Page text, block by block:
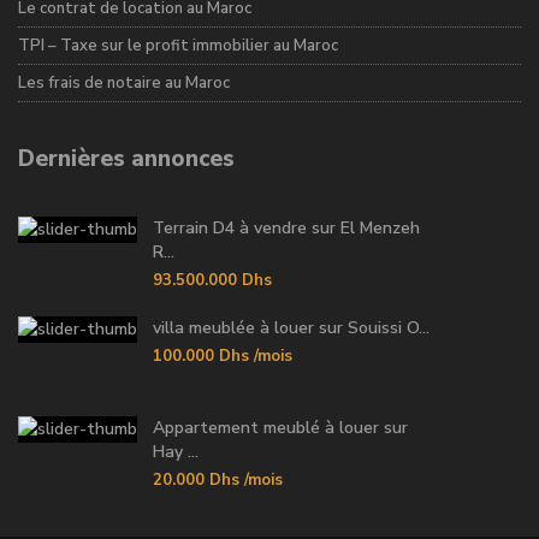
Le contrat de location au Maroc
TPI – Taxe sur le profit immobilier au Maroc
Les frais de notaire au Maroc
Dernières annonces
Terrain D4 à vendre sur El Menzeh
R...
93.500.000 Dhs
villa meublée à louer sur Souissi O...
100.000 Dhs /mois
Appartement meublé à louer sur
Hay ...
20.000 Dhs /mois